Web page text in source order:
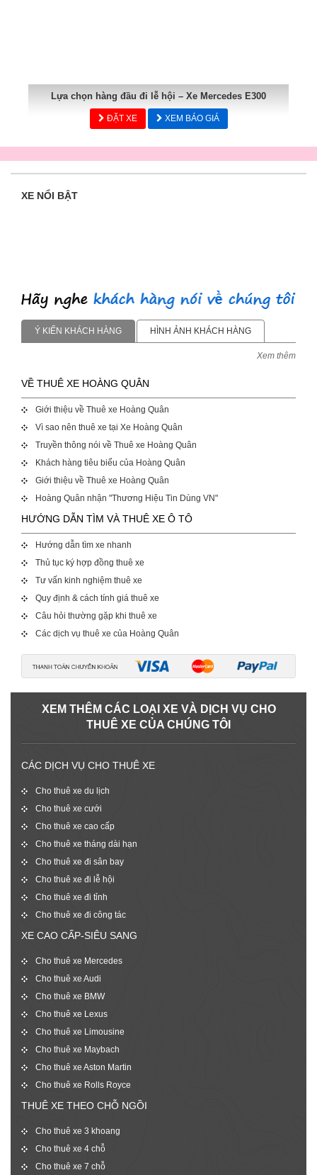
Lựa chọn hàng đầu đi lễ hội – Xe Mercedes E300
ĐẶT XE XEM BÁO GIÁ
XE NỔI BẬT
Ý KIẾN KHÁCH HÀNG HÌNH ẢNH KHÁCH HÀNG
Xem thêm
VỀ THUÊ XE HOÀNG QUÂN
Giới thiệu về Thuê xe Hoàng Quân
Vì sao nên thuê xe tại Xe Hoàng Quân
Truyền thông nói về Thuê xe Hoàng Quân
Khách hàng tiêu biểu của Hoàng Quân
Giới thiệu về Thuê xe Hoàng Quân
Hoàng Quân nhận "Thương Hiệu Tin Dùng VN"
HƯỚNG DẪN TÌM VÀ THUÊ XE Ô TÔ
Hướng dẫn tìm xe nhanh
Thủ tục ký hợp đồng thuê xe
Tư vấn kinh nghiệm thuê xe
Quy định & cách tính giá thuê xe
Câu hỏi thường gặp khi thuê xe
Các dịch vụ thuê xe của Hoàng Quân
XEM THÊM CÁC LOẠI XE VÀ DỊCH VỤ CHO
THUÊ XE CỦA CHÚNG TÔI
CÁC DỊCH VỤ CHO THUÊ XE
Cho thuê xe du lịch
Cho thuê xe cưới
Cho thuê xe cao cấp
Cho thuê xe tháng dài hạn
Cho thuê xe đi sân bay
Cho thuê xe đi lễ hội
Cho thuê xe đi tỉnh
Cho thuê xe đi công tác
XE CAO CẤP-SIÊU SANG
Cho thuê xe Mercedes
Cho thuê xe Audi
Cho thuê xe BMW
Cho thuê xe Lexus
Cho thuê xe Limousine
Cho thuê xe Maybach
Cho thuê xe Aston Martin
Cho thuê xe Rolls Royce
THUÊ XE THEO CHỖ NGỒI
Cho thuê xe 3 khoang
Cho thuê xe 4 chỗ
Cho thuê xe 7 chỗ